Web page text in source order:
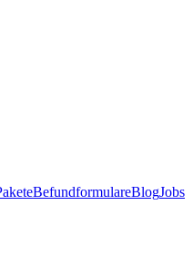
BefundformulareBlogJobs